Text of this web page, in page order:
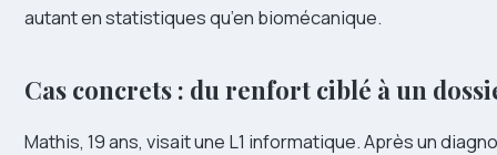
autant en statistiques qu’en biomécanique.
Cas concrets : du renfort ciblé à un
Mathis, 19 ans, visait une L1 informatique. Après un